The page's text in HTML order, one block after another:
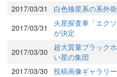
2017/03/31
白色矮星系の系外
2017/03/31
火星探査車「エク
が決定
2017/03/30
超大質量ブラック
い星の集団
2017/03/30 投稿画像ギャラリ